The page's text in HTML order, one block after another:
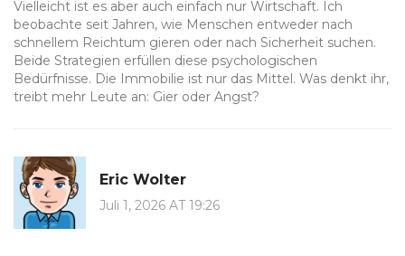
Vielleicht ist es aber auch einfach nur Wirtschaft. Ich
beobachte seit Jahren, wie Menschen entweder nach
schnellem Reichtum gieren oder nach Sicherheit suchen.
Beide Strategien erfüllen diese psychologischen
Bedürfnisse. Die Immobilie ist nur das Mittel. Was denkt ihr,
treibt mehr Leute an: Gier oder Angst?
Eric Wolter
Juli 1, 2026 AT 19:26